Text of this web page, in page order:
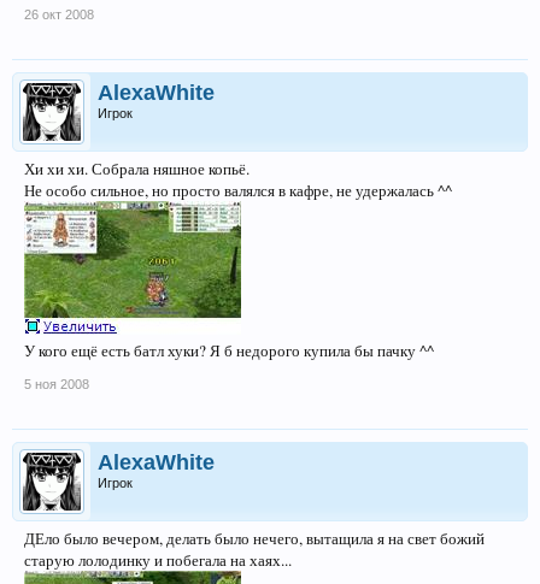
26 окт 2008
AlexaWhite
Игрок
Хи хи хи. Собрала няшное копьё.
Не особо сильное, но просто валялся в кафре, не удержалась ^^
У кого ещё есть батл хуки? Я б недорого купила бы пачку ^^
5 ноя 2008
AlexaWhite
Игрок
ДЕло было вечером, делать было нечего, вытащила я на свет божий
старую лолодинку и побегала на хаях...